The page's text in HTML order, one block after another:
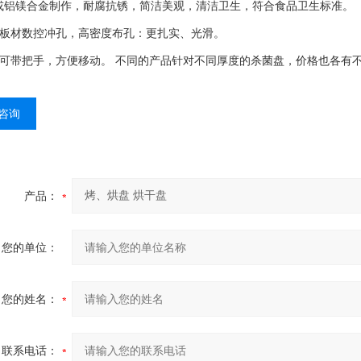
铝镁合金制作，耐腐抗锈，简洁美观，清洁卫生，符合食品卫生标准。
数控冲孔，高密度布孔：更扎实、光滑。
把手，方便移动。 不同的产品针对不同厚度的杀菌盘，价格也各有
询
产品：
您的单位：
您的姓名：
联系电话：